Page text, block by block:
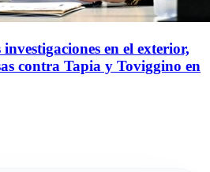
en el exterior,
contra Tapia y Toviggino en